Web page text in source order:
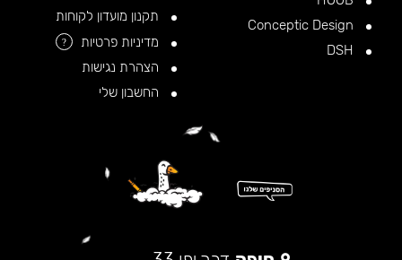
תקנון מועדון לקוחות
מדיניות פרטיות
?
הצהרת נגישות
החשבון שלי